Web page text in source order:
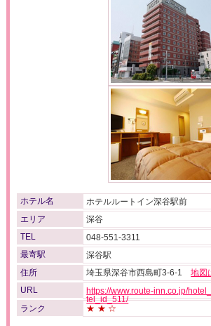
ホテル名
ホテルルートイン深谷駅前
エリア
深谷
TEL
048-551-3311
最寄駅
深谷駅
住所
埼玉県深谷市西島町3-6-1地図
URL
https://www.route-inn.co.jp/
tel_id_511/
ランク
★★☆